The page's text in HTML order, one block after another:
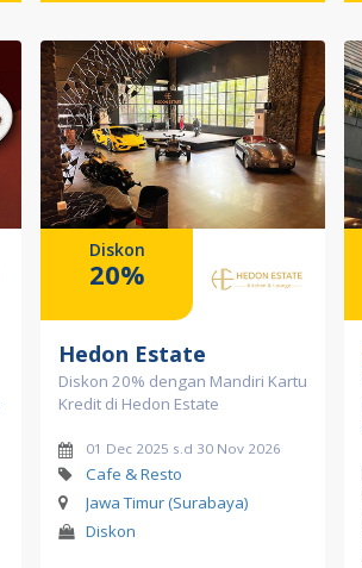
Diskon
20%
Hedon Estate
Diskon 20% dengan Mandiri Kartu
Kredit di Hedon Estate
01 Dec 2025 s.d 30 Nov 2026
Cafe & Resto
Jawa Timur (Surabaya)
Diskon